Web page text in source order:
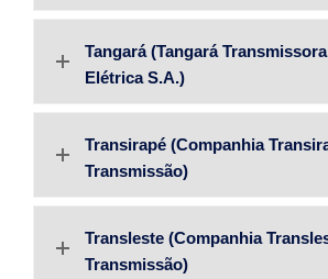
Tangará (Tangará
Elétrica S.A.)
Transirapé (Companhia
Transmissão)
Transleste (Companhia
Transmissão)